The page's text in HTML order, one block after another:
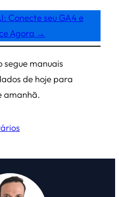
Conecte seu GA4 e
Agora →
manuais
de hoje para
amanhã.